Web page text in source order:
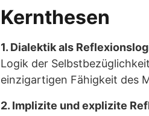
Kernthesen
1. Dialektik als
Logik der
einzigartigen Fähigkeit des
2. Implizite und explizite